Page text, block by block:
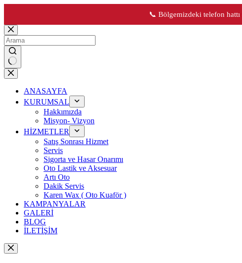
📞 Bölgemizdeki telefon hattı
Skip
to
content
No
results
ANASAYFA
KURUMSAL
Hakkımızda
Misyon- Vizyon
HİZMETLER
Satış Sonrası Hizmet
Servis
Sigorta ve Hasar Onarımı
Oto Lastik ve Aksesuar
Artı Oto
Dakik Servis
Karen Wax ( Oto Kuaför )
KAMPANYALAR
GALERİ
BLOG
İLETİŞİM